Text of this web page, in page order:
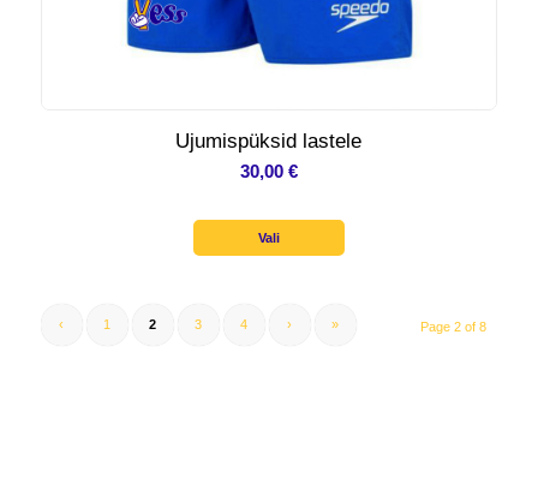
Ujumispüksid lastele
30,00 €
Vali
Page 2 of 8
‹ 1 2 3 4 › »